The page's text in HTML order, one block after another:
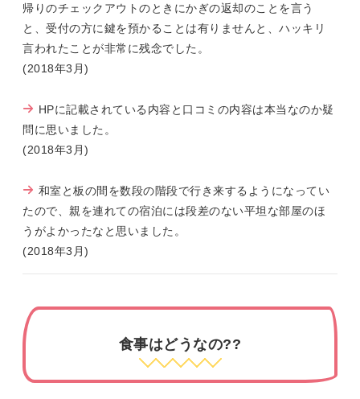
帰りのチェックアウトのときにかぎの返却のことを言う
と、受付の方に鍵を預かることは有りませんと、ハッキリ
言われたことが非常に残念でした。
(2018年3月)
HPに記載されている内容と口コミの内容は本当なのか疑
問に思いました。
(2018年3月)
和室と板の間を数段の階段で行き来するようになってい
たので、親を連れての宿泊には段差のない平坦な部屋のほ
うがよかったなと思いました。
(2018年3月)
食事はどうなの??